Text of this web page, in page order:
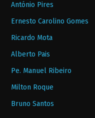
António Pires
Ernesto Carolino Gomes
Ricardo Mota
Alberto Pais
Pe. Manuel Ribeiro
Milton Roque
Bruno Santos